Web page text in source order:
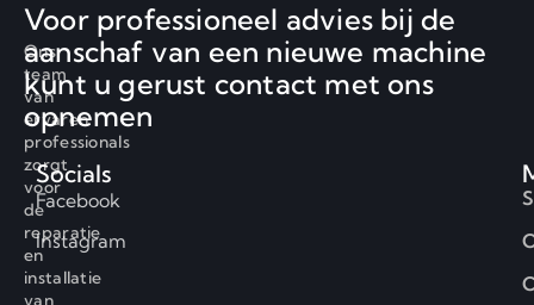
Ons
team
van
ervaren
professionals
zorgt
voor
de
reparatie
en
installatie
van
Voor professioneel advies bij de
aanschaf van een nieuwe machine
kunt u gerust contact met ons
opnemen
Socials
Facebook
Instagram